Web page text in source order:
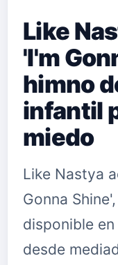
Like
'I'm
himno
infantil
miedo
Like Nastya
Gonna
disponible
desde